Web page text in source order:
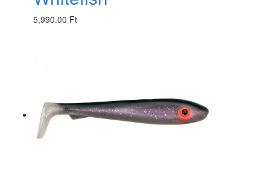
5,990.00 Ft